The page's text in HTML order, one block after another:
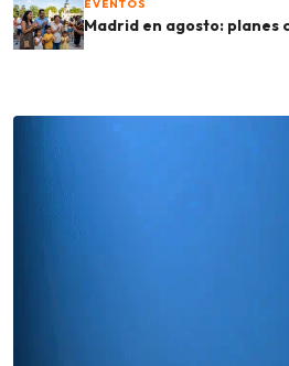
EVENTOS
Madrid en agosto: planes